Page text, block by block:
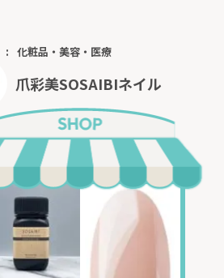
化粧品・美容・医療
爪彩美SOSAIBIネイル